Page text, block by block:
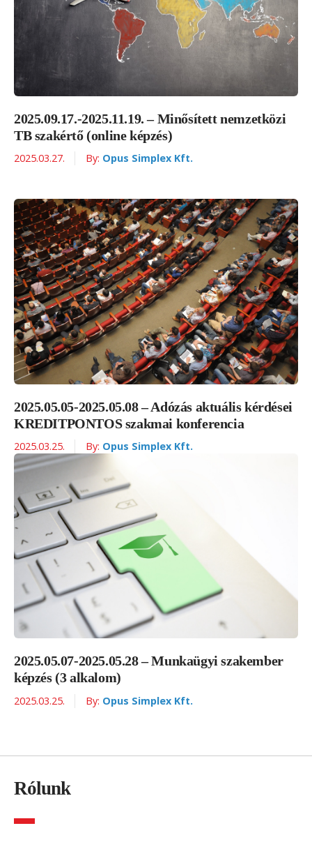
2025.09.17.-2025.11.19. – Minősített nemzetközi
TB szakértő (online képzés)
2025.03.27. By: Opus Simplex Kft.
2025.05.05-2025.05.08 – Adózás aktuális kérdései
KREDITPONTOS szakmai konferencia
2025.03.25. By: Opus Simplex Kft.
2025.05.07-2025.05.28 – Munkaügyi szakember
képzés (3 alkalom)
2025.03.25. By: Opus Simplex Kft.
Rólunk